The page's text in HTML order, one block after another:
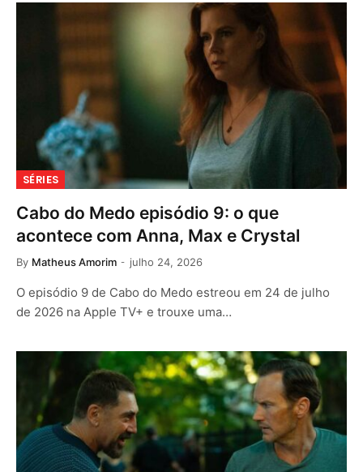
SÉRIES
Cabo do Medo episódio 9: o que
acontece com Anna, Max e Crystal
By Matheus Amorim julho 24, 2026
O episódio 9 de Cabo do Medo estreou em 24 de julho
de 2026 na Apple TV+ e trouxe uma…